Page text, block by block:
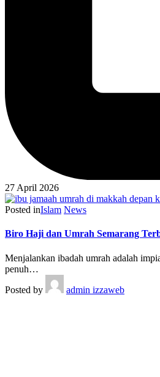
27 April 2026
Posted inIslam News
Biro Haji dan Umrah Semarang
Menjalankan ibadah umrah adalah
penuh…
Posted by
admin izzaweb